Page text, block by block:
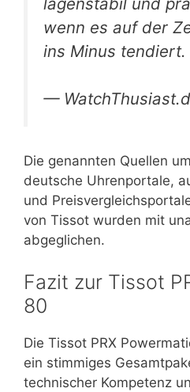
wenn es auf der
ins Minus tendiert.
—
Die genannten Quellen
deutsche Uhrenportale,
und
von Tissot wurden mit
abgeglichen.
Fazit zur Tissot
80
Die Tissot PRX
ein stimmiges
technischer Kompetenz